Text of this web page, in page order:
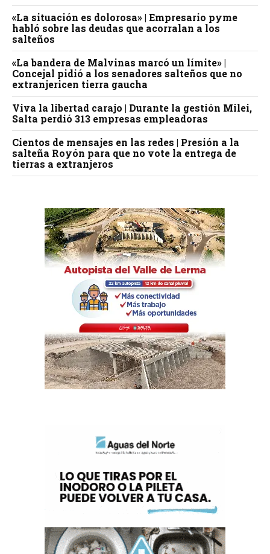
«La situación es dolorosa» | Empresario pyme
habló sobre las deudas que acorralan a los
salteños
«La bandera de Malvinas marcó un límite» |
Concejal pidió a los senadores salteños que no
extranjericen tierra gaucha
Viva la libertad carajo | Durante la gestión Milei,
Salta perdió 313 empresas empleadoras
Cientos de mensajes en las redes | Presión a la
salteña Royón para que no vote la entrega de
tierras a extranjeros